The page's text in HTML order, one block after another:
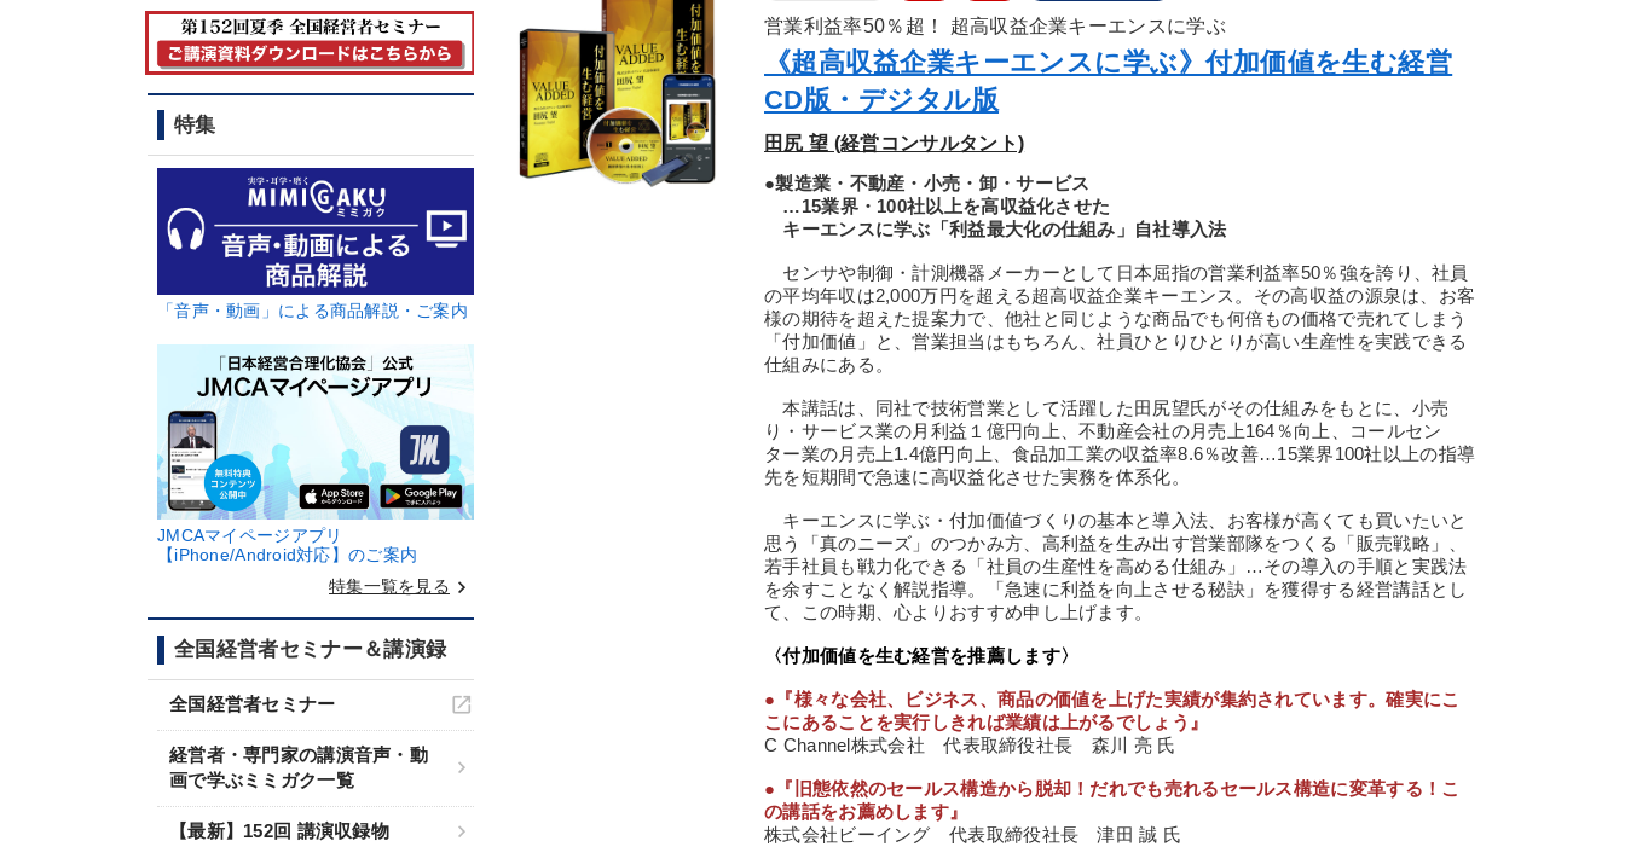
特集
「音声・動画」による商品解説・ご案内
JMCAマイページアプリ
【iPhone/Android対応】のご案内
特集一覧を見る keyboard_arrow_right
全国経営者セミナー＆講演録
全国経営者セミナー
経営者・専門家の講演音声・動
画で学ぶミミガク一覧
【最新】152回 講演収録物
営業利益率50％超！ 超高収益企業キーエンスに学ぶ
《超高収益企業キーエンスに学ぶ》付加価値を生む経営
CD版・デジタル版
田尻 望 (経営コンサルタント)
●製造業・不動産・小売・卸・サービス
…15業界・100社以上を高収益化させた
キーエンスに学ぶ「利益最大化の仕組み」自社導入法
センサや制御・計測機器メーカーとして日本屈指の営業利益率50％強を誇り、社員
の平均年収は2,000万円を超える超高収益企業キーエンス。その高収益の源泉は、お客
様の期待を超えた提案力で、他社と同じような商品でも何倍もの価格で売れてしまう
「付加価値」と、営業担当はもちろん、社員ひとりひとりが高い生産性を実践できる
仕組みにある。
本講話は、同社で技術営業として活躍した田尻望氏がその仕組みをもとに、小売
り・サービス業の月利益１億円向上、不動産会社の月売上164％向上、コールセン
ター業の月売上1.4億円向上、食品加工業の収益率8.6％改善…15業界100社以上の指導
先を短期間で急速に高収益化させた実務を体系化。
キーエンスに学ぶ・付加価値づくりの基本と導入法、お客様が高くても買いたいと
思う「真のニーズ」のつかみ方、高利益を生み出す営業部隊をつくる「販売戦略」、
若手社員も戦力化できる「社員の生産性を高める仕組み」…その導入の手順と実践法
を余すことなく解説指導。「急速に利益を向上させる秘訣」を獲得する経営講話とし
て、この時期、心よりおすすめ申し上げます。
〈付加価値を生む経営を推薦します〉
●『様々な会社、ビジネス、商品の価値を上げた実績が集約されています。確実にこ
こにあることを実行しきれば業績は上がるでしょう』
C Channel株式会社 代表取締役社長 森川 亮 氏
●『旧態依然のセールス構造から脱却！だれでも売れるセールス構造に変革する！こ
の講話をお薦めします』
株式会社ビーイング 代表取締役社長 津田 誠 氏